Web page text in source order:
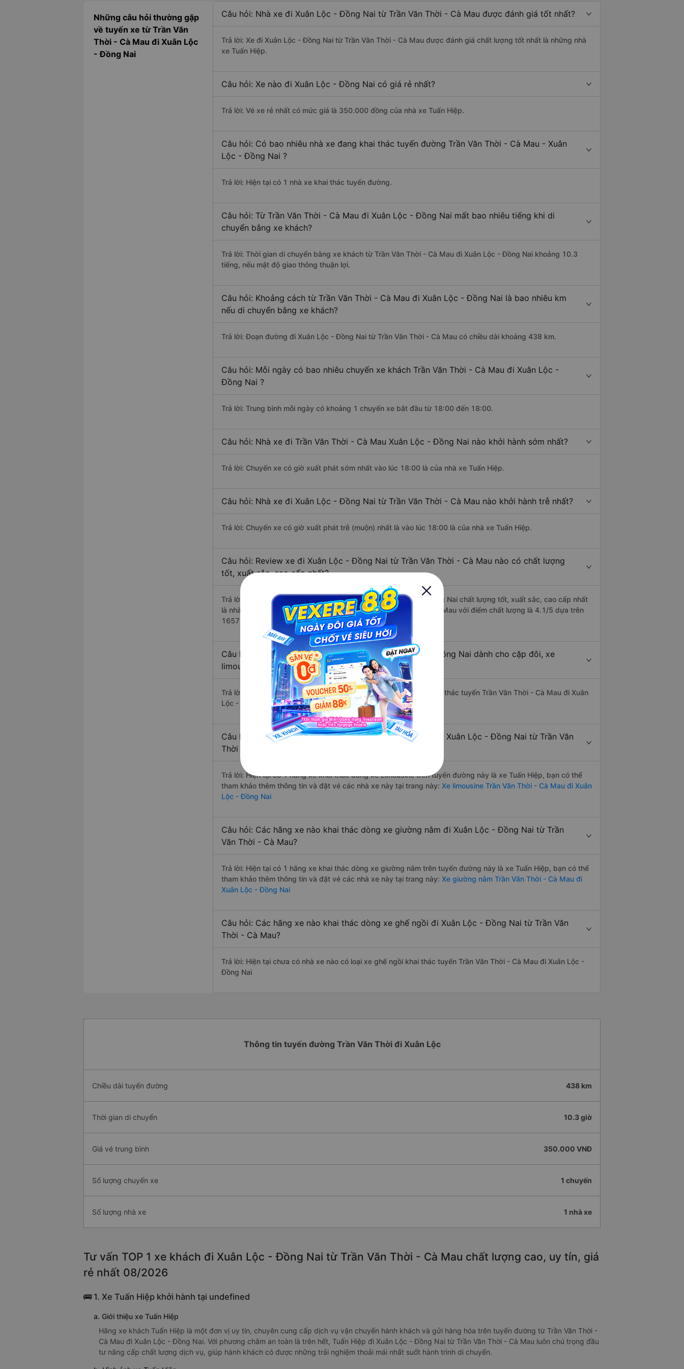
Những câu hỏi thường gặp
về tuyến xe từ Trần Văn
Thời - Cà Mau đi Xuân Lộc
- Đồng Nai
Câu hỏi: Nhà xe đi Xuân Lộc - Đồng Nai từ Trần Văn Thời - Cà Mau được đánh giá tốt nhất?
Trả lời: Xe đi Xuân Lộc - Đồng Nai từ Trần Văn Thời - Cà Mau được đánh giá chất lượng tốt nhất là những nhà
xe Tuấn Hiệp.
Câu hỏi: Xe nào đi Xuân Lộc - Đồng Nai có giá rẻ nhất?
Trả lời: Vé xe rẻ nhất có mức giá là 350.000 đồng của nhà xe Tuấn Hiệp.
Câu hỏi: Có bao nhiêu nhà xe đang khai thác tuyến đường Trần Văn Thời - Cà Mau - Xuân
Lộc - Đồng Nai ?
Trả lời: Hiện tại có 1 nhà xe khai thác tuyến đường.
Câu hỏi: Từ Trần Văn Thời - Cà Mau đi Xuân Lộc - Đồng Nai mất bao nhiêu tiếng khi di
chuyển bằng xe khách?
Trả lời: Thời gian di chuyển bằng xe khách từ Trần Văn Thời - Cà Mau đi Xuân Lộc - Đồng Nai khoảng 10.3
tiếng, nếu mật độ giao thông thuận lợi.
Câu hỏi: Khoảng cách từ Trần Văn Thời - Cà Mau đi Xuân Lộc - Đồng Nai là bao nhiêu km
nếu di chuyển bằng xe khách?
Trả lời: Đoạn đường đi Xuân Lộc - Đồng Nai từ Trần Văn Thời - Cà Mau có chiều dài khoảng 438 km.
Câu hỏi: Mỗi ngày có bao nhiêu chuyến xe khách Trần Văn Thời - Cà Mau đi Xuân Lộc -
Đồng Nai ?
Trả lời: Trung bình mỗi ngày có khoảng 1 chuyến xe bắt đầu từ 18:00 đến 18:00.
Câu hỏi: Nhà xe đi Trần Văn Thời - Cà Mau Xuân Lộc - Đồng Nai nào khởi hành sớm nhất?
Trả lời: Chuyến xe có giờ xuất phát sớm nhất vào lúc 18:00 là của nhà xe Tuấn Hiệp.
Câu hỏi: Nhà xe đi Xuân Lộc - Đồng Nai từ Trần Văn Thời - Cà Mau nào khởi hành trễ nhất?
Trả lời: Chuyến xe có giờ xuất phát trễ (muộn) nhất là vào lúc 18:00 là của nhà xe Tuấn Hiệp.
Câu hỏi: Review xe đi Xuân Lộc - Đồng Nai từ Trần Văn Thời - Cà Mau nào có chất lượng
tốt, xuất sắc, cao cấp nhất?
Trả lời: Những hãng xe đi Trần Văn Thời - Cà Mau Xuân Lộc - Đồng Nai chất lượng tốt, xuất sắc, cao cấp nhất
là nhà xe Tuấn Hiệp đi Xuân Lộc - Đồng Nai từ Trần Văn Thời - Cà Mau với điểm chất lượng là 4.1/5 dựa trên
1657 đánh giá của khách hàng).
Câu hỏi: Có loại xe Trần Văn Thời - Cà Mau Xuân Lộc - Đồng Nai dành cho cặp đôi, xe
limousine phòng đôi không?
Trả lời: Hiện tại chưa có nhà xe nào có loại xe giường nằm đôi khai thác tuyến Trần Văn Thời - Cà Mau đi Xuân
Lộc - Đồng Nai.
Câu hỏi: Các hãng xe nào khai thác dòng xe Limousine đi Xuân Lộc - Đồng Nai từ Trần Văn
Thời - Cà Mau?
Trả lời: Hiện tại có 1 hãng xe khai thác dòng xe Limousine trên tuyến đường này là xe Tuấn Hiệp, bạn có thể
tham khảo thêm thông tin và đặt vé các nhà xe này tại trang này: Xe limousine Trần Văn Thời - Cà Mau đi Xuân
Lộc - Đồng Nai
Câu hỏi: Các hãng xe nào khai thác dòng xe giường nằm đi Xuân Lộc - Đồng Nai từ Trần
Văn Thời - Cà Mau?
Trả lời: Hiện tại có 1 hãng xe khai thác dòng xe giường nằm trên tuyến đường này là xe Tuấn Hiệp, bạn có thể
tham khảo thêm thông tin và đặt vé các nhà xe này tại trang này: Xe giường nằm Trần Văn Thời - Cà Mau đi
Xuân Lộc - Đồng Nai
Câu hỏi: Các hãng xe nào khai thác dòng xe ghế ngồi đi Xuân Lộc - Đồng Nai từ Trần Văn
Thời - Cà Mau?
Trả lời: Hiện tại chưa có nhà xe nào có loại xe ghế ngồi khai thác tuyến Trần Văn Thời - Cà Mau đi Xuân Lộc -
Đồng Nai
Thông tin tuyến đường Trần Văn Thời đi Xuân Lộc
Chiều dài tuyến đường 438 km
Thời gian di chuyển 10.3 giờ
Giá vé trung bình 350.000 VNĐ
Số lượng chuyến xe 1 chuyến
Số lượng nhà xe 1 nhà xe
Tư vấn TOP 1 xe khách đi Xuân Lộc - Đồng Nai từ Trần Văn Thời - Cà Mau chất lượng cao, uy tín, giá
rẻ nhất 08/2026
🚌 1. Xe Tuấn Hiệp khởi hành tại undefined
a. Giới thiệu xe Tuấn Hiệp
Hãng xe khách Tuấn Hiệp là một đơn vị uy tín, chuyên cung cấp dịch vụ vận chuyển hành khách và gửi hàng hóa trên tuyến đường từ Trần Văn Thời -
Cà Mau đi Xuân Lộc - Đồng Nai. Với phương châm an toàn là trên hết, Tuấn Hiệp đi Xuân Lộc - Đồng Nai từ Trần Văn Thời - Cà Mau luôn chú trọng đầu
tư nâng cấp chất lượng dịch vụ, giúp hành khách có được những trải nghiệm thoải mái nhất suốt hành trình di chuyển.